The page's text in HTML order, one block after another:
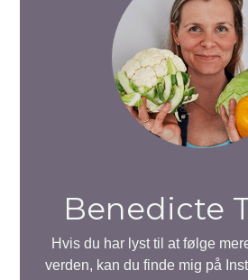
Benedicte
Hvis du har lyst til at følge
verden, kan du finde mig på